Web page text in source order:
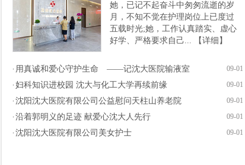
她，已记不起奋斗中匆匆流逝的岁
月，不知不觉在护理岗位上已度过
五载时光;她，工作认真踏实、虚心
好学、严格要求自己...
【详细】
用真诚和爱心守护生命 ——记沈大医院输液室 09-01
妇科知识进校园 沈大与化工大学再续前缘 09-01
沈阳沈大医院有限公司公益慰问天柱山养老院 09-01
沿着郭明义的足迹 献爱心沈大人先行 09-01
沈阳沈大医院有限公司美女护士 09-01